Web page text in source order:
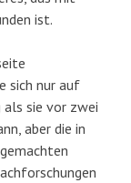
ist.
sich nur auf
sie vor zwei
aber die in